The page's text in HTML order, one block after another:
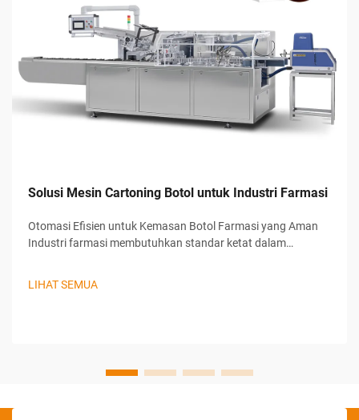
Solusi Mesin Cartoning Botol untuk Industri Farmasi
Otomasi Efisien untuk Kemasan Botol Farmasi yang Aman
Industri farmasi membutuhkan standar ketat dalam
LIHAT SEMUA